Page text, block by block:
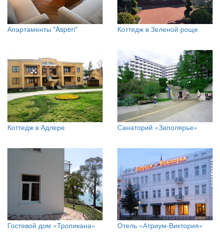
Апартаменты "Aspen" Коттедж в Зеленой роще
Коттедж в Адлере Санаторий «Заполярье»
Гостевой дом «Тропикана» Отель «Атриум-Виктория»